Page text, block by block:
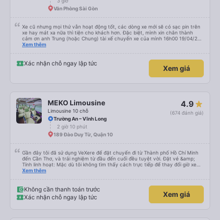
Văn Phòng Sài Gòn
Xe cũ nhưng mọi thứ vẫn hoạt động tốt, các dòng xe mới sẽ có sạc pin trên
xe hay mát xa nữa thì tiện cho khách hơn. Đặc biệt, mình xin chân thành
cảm ơn anh Trung (hoặc Chung) tài xế chuyến xe của mình 16h00 19/04/26
đã nhiệt tình giúp đỡ mình nhận lại điện thoại và ví bỏ quên ở văn phòng Cao
đồ của mình được đựng trong hộp, bọc kĩ, chống sốc, có dán nhãn đàng
hoàng. Rất cảm kích điều này.
Xem thêm
Xác nhận chỗ ngay lập tức
Xem giá
MEKO Limousine
Limousine 10 chỗ
4.9
(674 đánh giá)
Trường An – Vĩnh Long
2 giờ 10 phút
189 Đào Duy Từ, Quận 10
Gần đây tôi đã sử dụng VeXere để đặt chuyến đi từ Thành phố Hồ Chí Minh
đến Cần Thơ, và trải nghiệm từ đầu đến cuối đều tuyệt vời. Đặt vé &amp;
Tính linh hoạt: Mặc dù tôi không tìm thấy cách trực tiếp để thay đổi giờ xe
buýt ban đầu trong ứng dụng, nhưng quá trình hủy và đặt lại vé rất suôn sẻ.
Tôi rất khuyên bạn nên chọn MEKO Limousine. Đây là lý do: • Đúng giờ: Xe
buýt khởi hành đúng giờ. • Thoải mái sang trọng: Nội thất cực kỳ cao cấp,
với ghế ngồi rộng rãi, êm ái có chức năng massage giúp chuyến đi rất thư
Xem thêm
Không cần thanh toán trước
Xác nhận chỗ ngay lập tức
Xem giá